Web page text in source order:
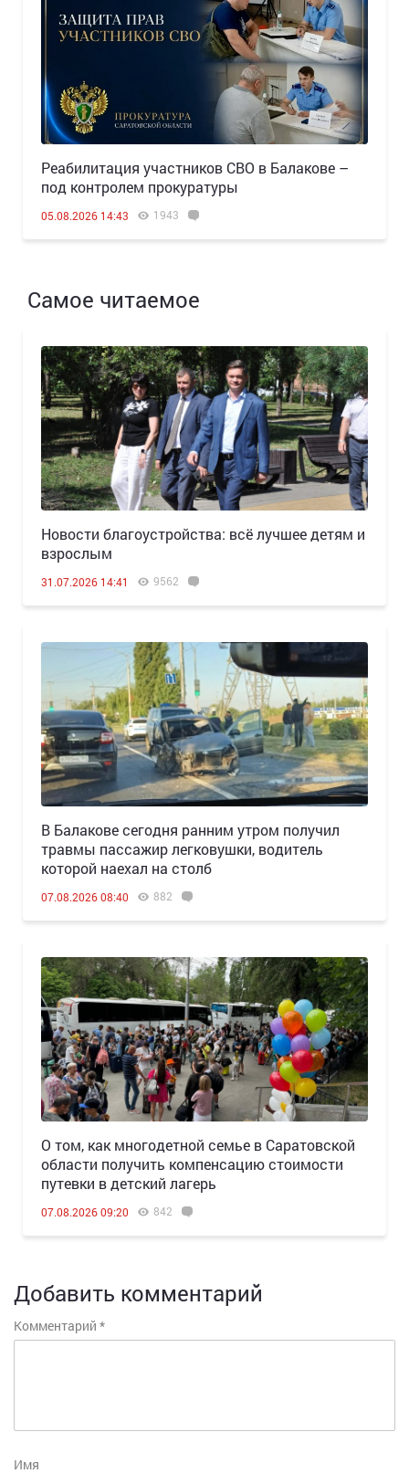
Реабилитация участников СВО в Балакове –
под контролем прокуратуры
05.08.2026 14:43 1943
Самое читаемое
Новости благоустройства: всё лучшее детям и
взрослым
31.07.2026 14:41 9562
В Балакове сегодня ранним утром получил
травмы пассажир легковушки, водитель
которой наехал на столб
07.08.2026 08:40 882
О том, как многодетной семье в Саратовской
области получить компенсацию стоимости
путевки в детский лагерь
07.08.2026 09:20 842
Добавить комментарий
Комментарий *
Имя